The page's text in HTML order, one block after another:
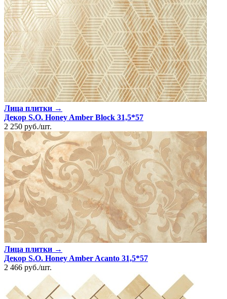
Лица плитки →
Декор S.O. Honey Amber Block 31,5*57
2 250 руб./шт.
Лица плитки →
Декор S.O. Honey Amber Acanto 31,5*57
2 466 руб./шт.